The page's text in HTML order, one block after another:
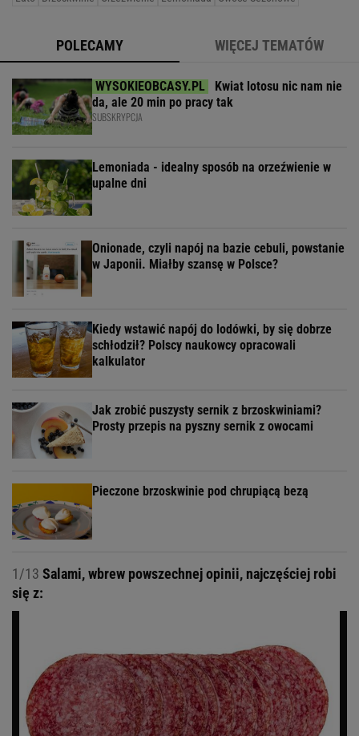
POLECAMY WIĘCEJ TEMATÓW
Kwiat lotosu nic nam nie
da, ale 20 min po pracy tak
SUBSKRYPCJA
Lemoniada - idealny sposób na orzeźwienie w
upalne dni
Onionade, czyli napój na bazie cebuli, powstanie
w Japonii. Miałby szansę w Polsce?
Kiedy wstawić napój do lodówki, by się dobrze
schłodził? Polscy naukowcy opracowali
kalkulator
Jak zrobić puszysty sernik z brzoskwiniami?
Prosty przepis na pyszny sernik z owocami
Pieczone brzoskwinie pod chrupiącą bezą
1/13 Salami, wbrew powszechnej opinii, najczęściej robi
się z: